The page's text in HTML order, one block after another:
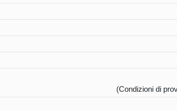
(Condizioni di